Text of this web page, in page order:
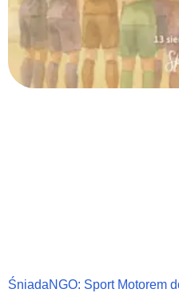
ŚniadaNGO: Sport Motorem